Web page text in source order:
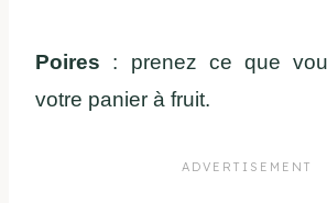
Poires : prenez ce que
votre panier à fruit.